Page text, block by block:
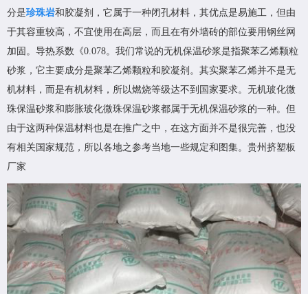
分是珍珠岩和胶凝剂，它属于一种闭孔材料，其优点是易施工，但由
于其容重较高，不宜使用在高层，而且在有外墙砖的部位要用钢丝网
加固。导热系数《0.078。我们常说的无机保温砂浆是指聚苯乙烯颗粒
砂浆，它主要成分是聚苯乙烯颗粒和胶凝剂。其实聚苯乙烯并不是无
机材料，而是有机材料，所以燃烧等级达不到国家要求。无机玻化微
珠保温砂浆和膨胀玻化微珠保温砂浆都属于无机保温砂浆的一种。但
由于这两种保温材料也是在推广之中，在这方面并不是很完善，也没
有相关国家规范，所以各地之参考当地一些规定和图集。贵州挤塑板
厂家